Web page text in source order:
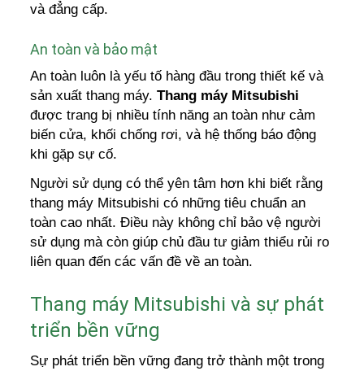
và đẳng cấp.
An toàn và bảo mật
An toàn luôn là yếu tố hàng đầu trong thiết kế và
sản xuất thang máy.Thang máy Mitsubishi
được trang bị nhiều tính năng an toàn như cảm
biến cửa, khối chống rơi, và hệ thống báo động
khi gặp sự cố.
Người sử dụng có thể yên tâm hơn khi biết rằng
thang máy Mitsubishi có những tiêu chuẩn an
toàn cao nhất. Điều này không chỉ bảo vệ người
sử dụng mà còn giúp chủ đầu tư giảm thiểu rủi ro
liên quan đến các vấn đề về an toàn.
Thang máy Mitsubishi và sự phát
triển bền vững
Sự phát triển bền vững đang trở thành một trong